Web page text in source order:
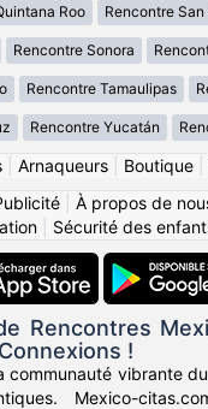
Roo Rencontre
Rencontre Sonora
Rencontre Tamaulipas
Rencontre Yucatán
| Arnaqueurs| Boutique|
À propos de
| Sécurité des
Rencontres
!
communauté vibrante
Mexico-